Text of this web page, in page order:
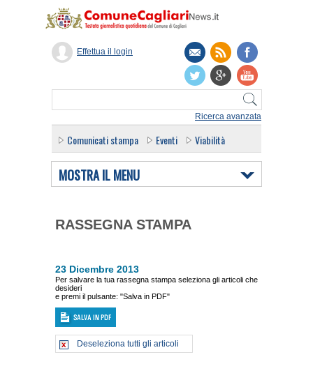
Ricerca avanzata
Effettua il login
Comunicati stampa Eventi Viabilità
MOSTRA IL MENU
RASSEGNA STAMPA
23 Dicembre 2013
Per salvare la tua rassegna stampa seleziona gli articoli che
desideri
e premi il pulsante: "Salva in PDF"
Deseleziona tutti gli articoli